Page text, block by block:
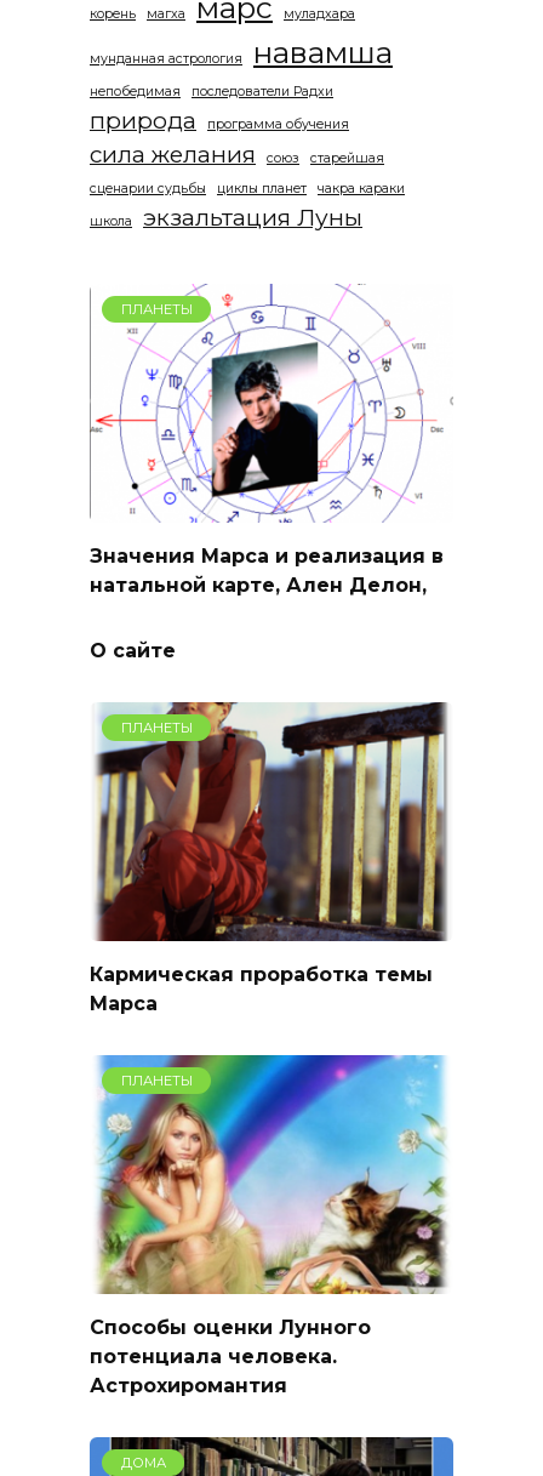
корень магха муладхара
мунданная астрология навамша
непобедимая последователи Радхи
природа программа обучения
сила желания союз
старейшая
сценарии судьбы
циклы планет чакра караки
школа экзальтация Луны
ПЛАНЕТЫ
Значения Марса и реализация в
натальной карте, Ален Делон,
О сайте
ПЛАНЕТЫ
Кармическая проработка темы
Марса
ПЛАНЕТЫ
Способы оценки Лунного
потенциала человека.
Астрохиромантия
ДОМА